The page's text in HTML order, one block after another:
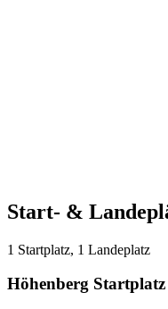
Start- &
1 Startplatz, 1 Landeplatz
Höhenberg Startplatz